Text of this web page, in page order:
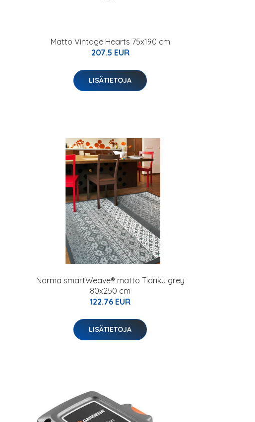
Matto Vintage Hearts 75x190 cm
207.5 EUR
LISÄTIETOJA
Narma smartWeave® matto Tidriku grey
80x250 cm
122.76 EUR
LISÄTIETOJA